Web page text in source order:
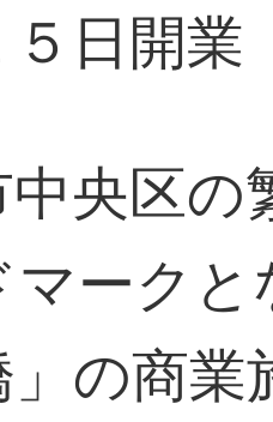
日開
央区の
ーク
の商